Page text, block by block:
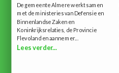
De gemeente Almere werkt samen
met de ministeries van Defensie en
Binnenlandse Zaken en
Koninkrijksrelaties, de Provincie
Flevoland en aannemer...
Lees verder...